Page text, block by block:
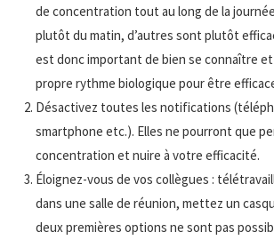
de concentration tout au long de la
plutôt du matin, d’autres sont plutôt
est donc important de bien se connaître
propre rythme biologique pour être
Désactivez toutes les notifications
smartphone etc.). Elles ne pourront que
concentration et nuire à votre efficacité.
Éloignez-vous de vos collègues :
dans une salle de réunion, mettez un
deux premières options ne sont pas